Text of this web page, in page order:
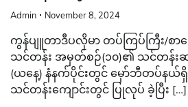
Admin November 8, 2024
ကွန်ပျူတာဒီပလိုမာ တပ်ကြပ်ကြီး/စာရ
သင်တန်း အမှတ်စဉ်(၁၀)၏ သင်တန်း
(ယနေ့) နံနက်ပိုင်းတွင် မှော်ဘီတပ်နယ်ရှိ
သင်တန်းကျောင်းတွင် ပြုလုပ် ခဲ့ပြီး […]